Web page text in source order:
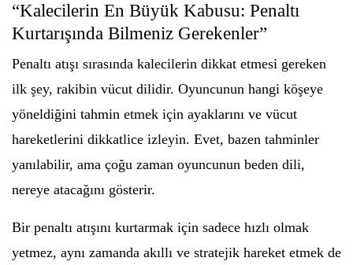
“Kalecilerin En Büyük Kabusu: Penaltı
Kurtarışında Bilmeniz Gerekenler”
Penaltı atışı sırasında kalecilerin dikkat etmesi gereken
ilk şey, rakibin vücut dilidir. Oyuncunun hangi köşeye
yöneldiğini tahmin etmek için ayaklarını ve vücut
hareketlerini dikkatlice izleyin. Evet, bazen tahminler
yanılabilir, ama çoğu zaman oyuncunun beden dili,
nereye atacağını gösterir.
Bir penaltı atışını kurtarmak için sadece hızlı olmak
yetmez, aynı zamanda akıllı ve stratejik hareket etmek de